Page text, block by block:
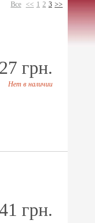
Все
<< 1 2 3 >>
грн.
Нет в наличии
грн.